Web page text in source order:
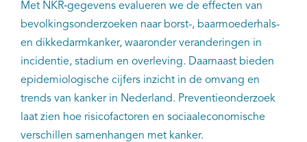
Met NKR‑gegevens evalueren we de effecten van
bevolkingsonderzoeken naar borst-, baarmoederhals-
en dikkedarmkanker, waaronder veranderingen in
incidentie, stadium en overleving. Daarnaast bieden
epidemiologische cijfers inzicht in de omvang en
trends van kanker in Nederland. Preventieonderzoek
laat zien hoe risicofactoren en sociaaleconomische
verschillen samenhangen met kanker.